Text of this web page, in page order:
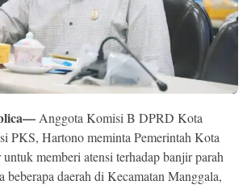
Anggota Komisi B DPRD Kota
PKS, Hartono meminta Pemerintah Kota
memberi atensi terhadap banjir parah
beberapa daerah di Kecamatan Manggala,